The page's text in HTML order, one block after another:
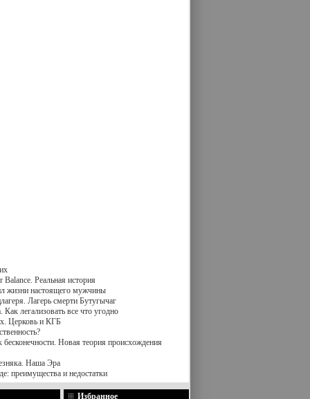
Balance. Реальная история
жизни настоящего мужчины
Лагерь смерти Бутугычаг
легализовать все что угодно
Церковь и КГБ
бесконечности. Новая теория происхождения
Наша Эра
преимущества и недостатки
Избранное